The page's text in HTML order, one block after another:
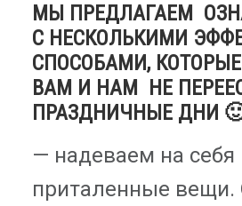
МЫ ПРЕДЛАГАЕМ
С НЕСКОЛЬКИМИ
СПОСОБАМИ,
ВАМ И НАМ НЕ
ПРАЗДНИЧНЫЕ ДНИ
— надеваем на себя
приталенные вещи.